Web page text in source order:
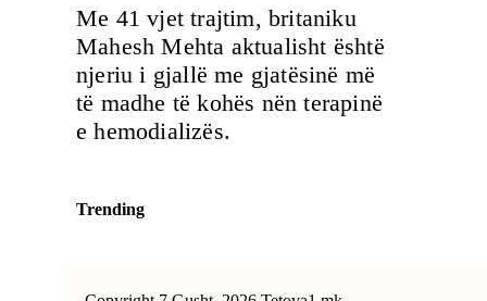
Me 41 vjet trajtim, britaniku
Mahesh Mehta aktualisht është
njeriu i gjallë me gjatësinë më
të madhe të kohës nën terapinë
e hemodializës.
Trending